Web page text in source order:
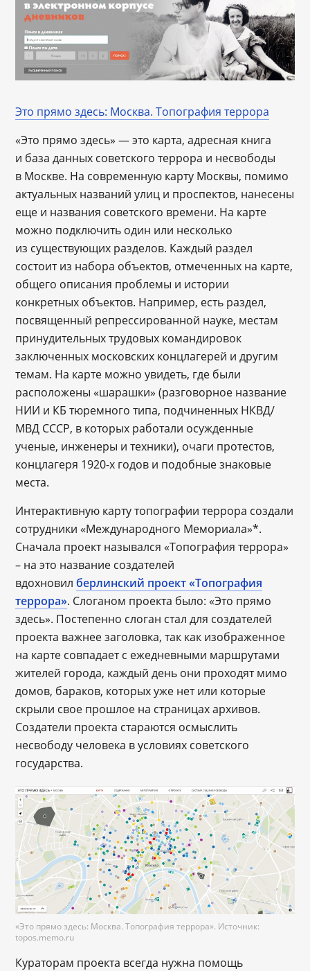
Это прямо здесь: Москва. Топография террора
«Это прямо здесь» — это карта, адресная книга
и база данных советского террора и несвободы
в Москве. На современную карту Москвы, помимо
актуальных названий улиц и проспектов, нанесены
еще и названия советского времени. На карте
можно подключить один или несколько
из существующих разделов. Каждый раздел
состоит из набора объектов, отмеченных на карте,
общего описания проблемы и истории
конкретных объектов. Например, есть раздел,
посвященный репрессированной науке, местам
принудительных трудовых командировок
заключенных московских концлагерей и другим
темам. На карте можно увидеть, где были
расположены «шарашки» (разговорное название
НИИ и КБ тюремного типа, подчиненных НКВД/
МВД СССР, в которых работали осужденные
ученые, инженеры и техники), очаги протестов,
концлагеря 1920-х годов и подобные знаковые
места.
Интерактивную карту топографии террора создали
сотрудники «Международного Мемориала»*.
Сначала проект назывался «Топография террора»
– на это название создателей
вдохновилберлинский проект «Топография
террора». Слоганом проекта было: «Это прямо
здесь». Постепенно слоган стал для создателей
проекта важнее заголовка, так как изображенное
на карте совпадает с ежедневными маршрутами
жителей города, каждый день они проходят мимо
домов, бараков, которых уже нет или которые
скрыли свое прошлое на страницах архивов.
Создатели проекта стараются осмыслить
несвободу человека в условиях советского
государства.
«Это прямо здесь: Москва. Топография террора». Источник:
topos.memo.ru
Кураторам проекта всегда нужна помощь